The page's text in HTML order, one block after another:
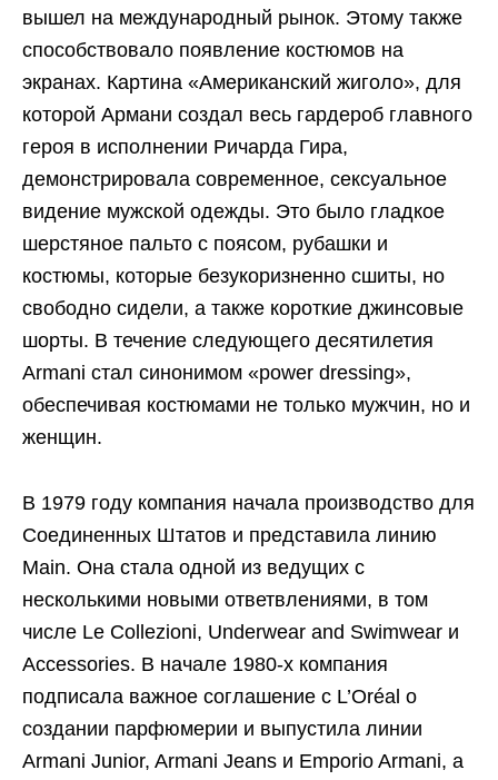
вышел на международный рынок. Этому также
способствовало появление костюмов на
экранах. Картина «Американский жиголо», для
которой Армани создал весь гардероб главного
героя в исполнении Ричарда Гира,
демонстрировала современное, сексуальное
видение мужской одежды. Это было гладкое
шерстяное пальто с поясом, рубашки и
костюмы, которые безукоризненно сшиты, но
свободно сидели, а также короткие джинсовые
шорты. В течение следующего десятилетия
Armani стал синонимом «power dressing»,
обеспечивая костюмами не только мужчин, но и
женщин.
В 1979 году компания начала производство для
Соединенных Штатов и представила линию
Main. Она стала одной из ведущих с
несколькими новыми ответвлениями, в том
числе Le Collezioni, Underwear and Swimwear и
Accessories. В начале 1980-х компания
подписала важное соглашение с L’Oréal о
создании парфюмерии и выпустила линии
Armani Junior, Armani Jeans и Emporio Armani, а